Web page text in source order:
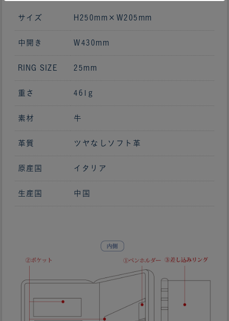
サイズ H250mm×W205mm
中開き W430mm
RING SIZE 25mm
重さ 461g
素材 牛
革質 ツヤなしソフト革
原産国 イタリア
生産国 中国